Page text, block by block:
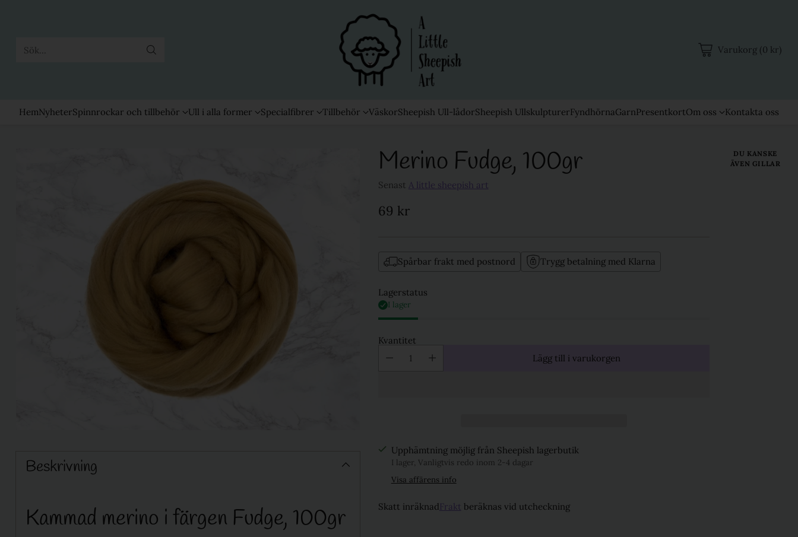
Sök... Varukorg (0 kr)
HemNyheterSpinnrockar och tillbehör Ull i alla former Specialfibrer Tillbehör VäskorSheepish Ull-lådorSheepish UllskulpturerFyndhörnaGarnPresentkortOm oss Kontakta oss
Beskrivning
Kammad merino i färgen Fudge, 100gr
Merino Fudge, 100gr
Senast A little sheepish art
Ordinarie
69 kr
Spårbar frakt med postnord Trygg betalning med Klarna
Lagerstatus
I lager
Kvantitet
Lägg till i varukorgen
Upphämtning möjlig från Sheepish lagerbutik
I lager, Vanligtvis redo inom 2-4 dagar
Visa affärens info
Skatt inräknadFrakt beräknas vid utcheckning
DU KANSKE
ÄVEN GILLAR